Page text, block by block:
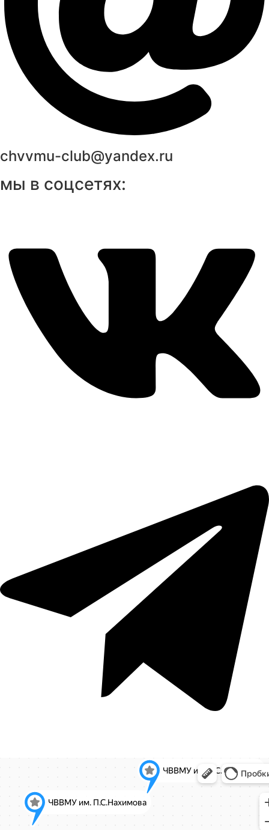
chvvmu-club@yandex.ru
мы в соцсетях: